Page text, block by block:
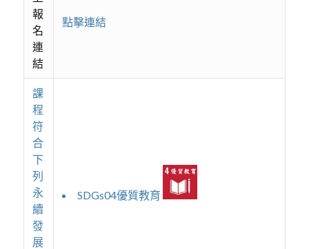
報
名
連
結
點擊連結
課
程
符
合
下
列
永
續
發
展
SDGs04優質教育